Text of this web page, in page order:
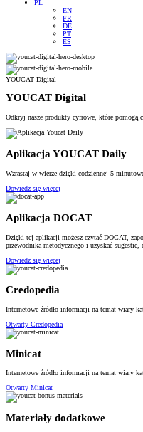
PL
EN
FR
DE
PT
ES
YOUCAT Digital
YOUCAT Digital
Odkryj nasze produkty cyfrowe, które pomogą
Aplikacja YOUCAT Daily
Wzrastaj w wierze dzięki codziennej 5-
Dowiedz się więcej
Aplikacja DOCAT
Dzięki tej aplikacji możesz czytać DOCAT,
przewodnika metodycznego i uzyskać
Dowiedz się więcej
Credopedia
Internetowe źródło informacji na temat wiary
Otwarty Credopedia
Minicat
Internetowe źródło informacji na temat wiary
Otwarty Minicat
Materiały dodatkowe